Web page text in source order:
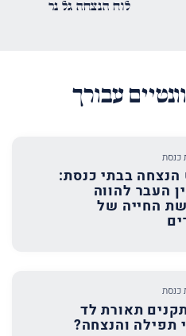
לוח הנצחה גל נר
עבורך
כנסת
הנצחה בבתי כנסת:
העבר להווה
החייה של
כנסת
תאורת לד
תפילה והנצחה?